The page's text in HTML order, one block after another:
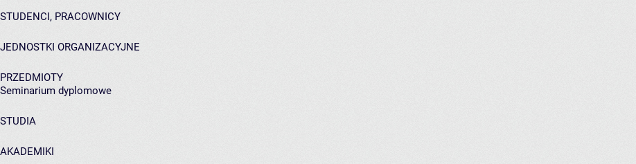
STUDENCI, PRACOWNICY
JEDNOSTKI ORGANIZACYJNE
PRZEDMIOTY
Seminarium dyplomowe
STUDIA
AKADEMIKI